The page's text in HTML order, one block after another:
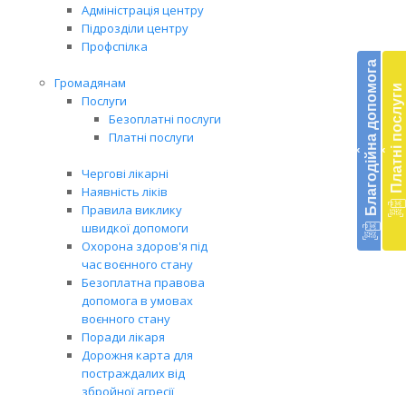
Адміністрація центру
Підрозділи центру
Профспілка
Громадянам
Послуги
Безоплатні послуги
Платні послуги
Чергові лікарні
Наявність ліків
Правила виклику
швидкої допомоги
Охорона здоров'я під
час воєнного стану
Безоплатна правова
допомога в умовах
воєнного стану
Поради лікаря
Дорожня карта для
постраждалих від
збройної агресії
‹ Благодійна допомога ‹ Платні послуги